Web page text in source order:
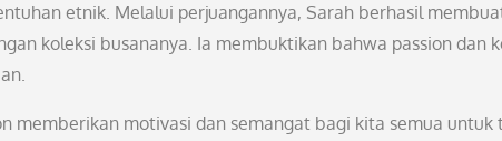
etnik. Melalui perjuangannya, Sarah berhasil
koleksi busananya. Ia membuktikan bahwa passion dan
memberikan motivasi dan semangat bagi kita semua untuk